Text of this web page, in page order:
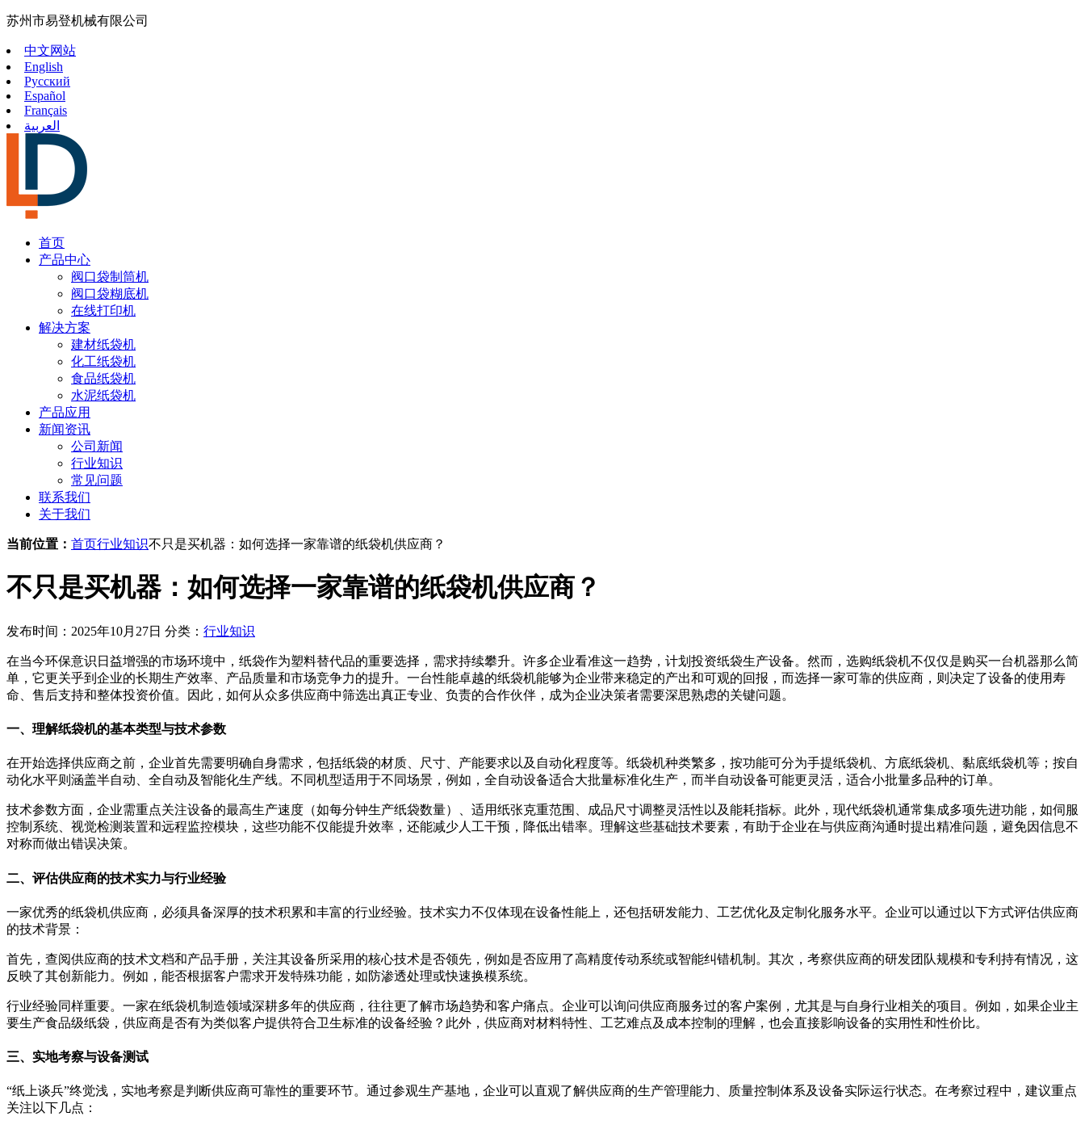
苏州市易登机械有限公司
中文网站
English
Русский
Español
Français
العربية
首页
产品中心
阀口袋制筒机
阀口袋糊底机
在线打印机
解决方案
建材纸袋机
化工纸袋机
食品纸袋机
水泥纸袋机
产品应用
新闻资讯
公司新闻
行业知识
常见问题
联系我们
关于我们
当前位置： 首页行业知识不只是买机器：如何选择一家靠谱的纸袋机供应商？
不只是买机器：如何选择一家靠谱的纸袋机供应商？
发布时间：2025年10月27日 分类： 行业知识
在当今环保意识日益增强的市场环境中，纸袋作为塑料替代品的重要选择，需求持续攀升。许多企业看准这一趋势，计划投资纸袋生产设备。然而，选购纸袋机不仅仅是购买一台机器那么简
单，它更关乎到企业的长期生产效率、产品质量和市场竞争力的提升。一台性能卓越的纸袋机能够为企业带来稳定的产出和可观的回报，而选择一家可靠的供应商，则决定了设备的使用寿
命、售后支持和整体投资价值。因此，如何从众多供应商中筛选出真正专业、负责的合作伙伴，成为企业决策者需要深思熟虑的关键问题。
一、理解纸袋机的基本类型与技术参数
在开始选择供应商之前，企业首先需要明确自身需求，包括纸袋的材质、尺寸、产能要求以及自动化程度等。纸袋机种类繁多，按功能可分为手提纸袋机、方底纸袋机、黏底纸袋机等；按自
动化水平则涵盖半自动、全自动及智能化生产线。不同机型适用于不同场景，例如，全自动设备适合大批量标准化生产，而半自动设备可能更灵活，适合小批量多品种的订单。
技术参数方面，企业需重点关注设备的最高生产速度（如每分钟生产纸袋数量）、适用纸张克重范围、成品尺寸调整灵活性以及能耗指标。此外，现代纸袋机通常集成多项先进功能，如伺服
控制系统、视觉检测装置和远程监控模块，这些功能不仅能提升效率，还能减少人工干预，降低出错率。理解这些基础技术要素，有助于企业在与供应商沟通时提出精准问题，避免因信息不
对称而做出错误决策。
二、评估供应商的技术实力与行业经验
一家优秀的纸袋机供应商，必须具备深厚的技术积累和丰富的行业经验。技术实力不仅体现在设备性能上，还包括研发能力、工艺优化及定制化服务水平。企业可以通过以下方式评估供应商
的技术背景：
首先，查阅供应商的技术文档和产品手册，关注其设备所采用的核心技术是否领先，例如是否应用了高精度传动系统或智能纠错机制。其次，考察供应商的研发团队规模和专利持有情况，这
反映了其创新能力。例如，能否根据客户需求开发特殊功能，如防渗透处理或快速换模系统。
行业经验同样重要。一家在纸袋机制造领域深耕多年的供应商，往往更了解市场趋势和客户痛点。企业可以询问供应商服务过的客户案例，尤其是与自身行业相关的项目。例如，如果企业主
要生产食品级纸袋，供应商是否有为类似客户提供符合卫生标准的设备经验？此外，供应商对材料特性、工艺难点及成本控制的理解，也会直接影响设备的实用性和性价比。
三、实地考察与设备测试
“纸上谈兵”终觉浅，实地考察是判断供应商可靠性的重要环节。通过参观生产基地，企业可以直观了解供应商的生产管理能力、质量控制体系及设备实际运行状态。在考察过程中，建议重点
关注以下几点：